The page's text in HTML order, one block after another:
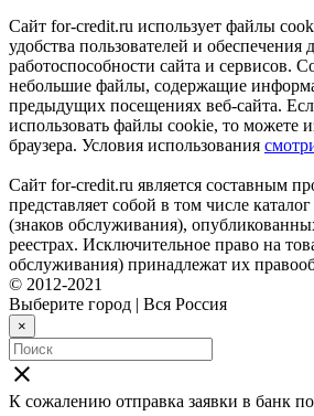
Сайт for-credit.ru использует файлы
удобства пользователей и обеспечения
работоспособности сайта и сервисов.
небольшие файлы, содержащие
предыдущих посещениях веб-сайта.
использовать файлы cookie, то можете
браузера. Условия использования
Сайт for-credit.ru является составным
представляет собой в том числе
(знаков обслуживания),
реестрах. Исключительное право на
обслуживания) принадлежат их
© 2012-2021
Выберите город | Вся Россия
×
close
К сожалению отправка заявки в банк